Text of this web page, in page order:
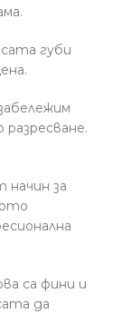
губи
начин за
са фини и
да